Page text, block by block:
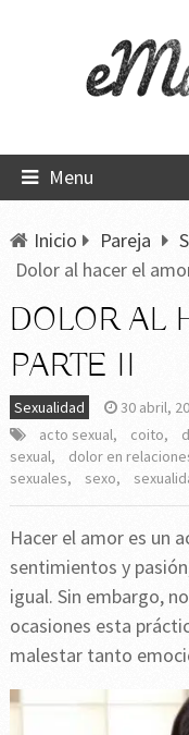
Menu
Inicio Pareja
Dolor al hacer el
DOLOR AL
PARTE II
Sexualidad 30 abril,
acto sexual, coito,
sexual, dolor en
sexuales, sexo,
Hacer el amor es un
sentimientos y
igual. Sin embargo,
ocasiones esta
malestar tanto